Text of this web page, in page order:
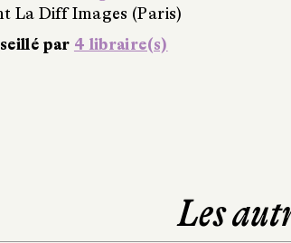
La Diff Images (Paris)
par 4 libraire(s)
Les